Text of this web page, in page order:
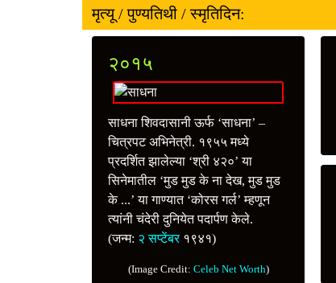
मृत्यू / पुण्यतिथी / स्मृतिदिन:
२०१५
साधना शिवदासानी ऊर्फ ‘साधना’ –
चित्रपट अभिनेत्री. १९५५ मध्ये
प्रदर्शित झालेल्या ‘श्री ४२०’ या
सिनेमातील ‘मुड मुड के ना देख, मुड मुड
के ...’ या गाण्यात ‘कोरस गर्ल’ म्हणून
त्यांनी चंदेरी दुनियेत पदार्पण केले.
(जन्म: २ सप्टेंबर१९४१)
(Image Credit: Celeb Net Worth)